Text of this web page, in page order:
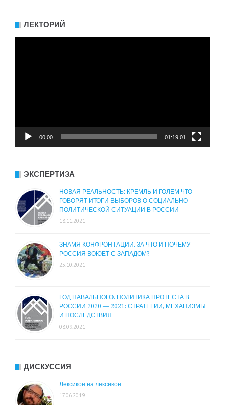
ЛЕКТОРИЙ
00:00 01:19:01
ЭКСПЕРТИЗА
НОВАЯ РЕАЛЬНОСТЬ: КРЕМЛЬ И ГОЛЕМ ЧТО
ГОВОРЯТ ИТОГИ ВЫБОРОВ О СОЦИАЛЬНО-
ПОЛИТИЧЕСКОЙ СИТУАЦИИ В РОССИИ
18.11.2021
ЗНАМЯ КОНФРОНТАЦИИ. ЗА ЧТО И ПОЧЕМУ
РОССИЯ ВОЮЕТ С ЗАПАДОМ?
25.10.2021
ГОД НАВАЛЬНОГО. ПОЛИТИКА ПРОТЕСТА В
РОССИИ 2020 — 2021: СТРАТЕГИИ, МЕХАНИЗМЫ
И ПОСЛЕДСТВИЯ
08.09.2021
ДИСКУССИЯ
Лексикон на лексикон
17.06.2019